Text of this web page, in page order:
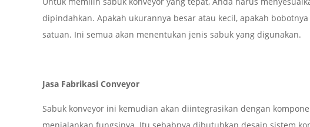
dipindahkan. Apakah ukurannya besar atau kecil, apakah
satuan. Ini semua akan menentukan jenis sabuk yang digunakan.
Jasa Fabrikasi Conveyor
Sabuk konveyor ini kemudian akan diintegrasikan dengan